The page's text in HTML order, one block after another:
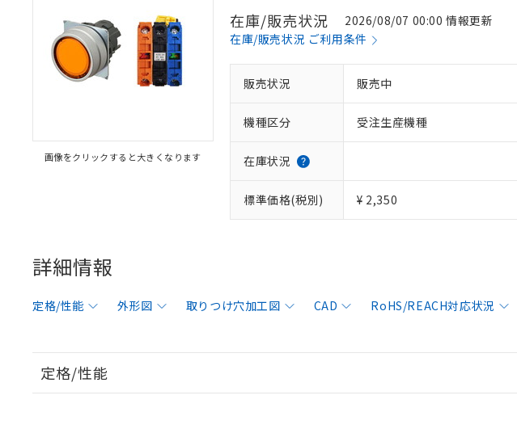
画像をクリックすると大きくなります
在庫/販売状況
2026/08/07 00:00 情報更新
在庫/販売状況 ご利用条件
販売状況 販売中
機種区分 受注生産機種
在庫状況
標準価格(税別) ¥ 2,350
詳細情報
定格/性能 外形図 取りつけ穴加工図 CAD RoHS/REACH対応状況
定格/性能